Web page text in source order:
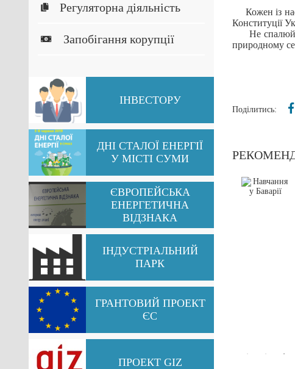
Регуляторна діяльність
Запобігання корупції
ІНВЕСТОРУ
ДНІ СТАЛОЇ ЕНЕРГІЇ
У МІСТІ СУМИ
ЄВРОПЕЙСЬКА
ЕНЕРГЕТИЧНА
ВІДЗНАКА
ІНДУСТРІАЛЬНИЙ
ПАРК
ГРАНТОВИЙ ПРОЕКТ
ЄС
ПРОЕКТ GIZ
Кожен із нас
Конституції
Не спалюйте
природному
Поділитись:
“EnPC-
розпочався
в Україні
Дні сталої енергії у
Сумах 3-6 вересня
26.05.2018